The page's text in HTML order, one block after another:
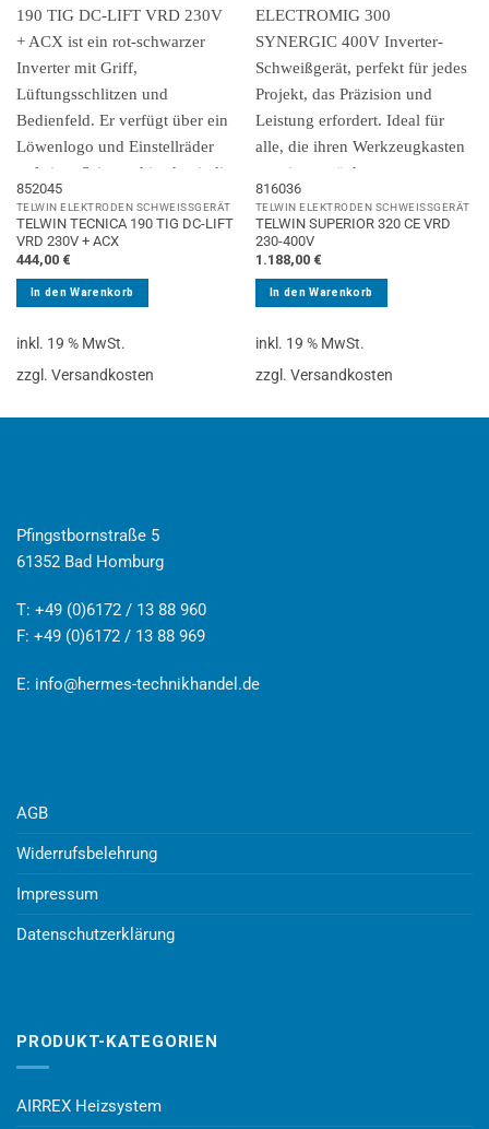
852045
TELWIN ELEKTRODEN SCHWEISSGERÄT
TELWIN TECNICA 190 TIG DC-LIFT
VRD 230V + ACX
444,00 €
In den Warenkorb
inkl. 19 % MwSt.
zzgl. Versandkosten
816036
TELWIN ELEKTRODEN SCHWEISSGERÄT
TELWIN SUPERIOR 320 CE VRD
230-400V
1.188,00 €
In den Warenkorb
inkl. 19 % MwSt.
zzgl. Versandkosten
Pfingstbornstraße 5
61352 Bad Homburg
T: +49 (0)6172 / 13 88 960
F: +49 (0)6172 / 13 88 969
E: info@hermes-technikhandel.de
AGB
Widerrufsbelehrung
Impressum
Datenschutzerklärung
PRODUKT-KATEGORIEN
AIRREX Heizsystem